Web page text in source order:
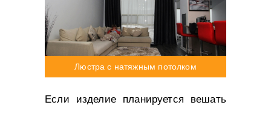
Люстра с натяжным потолком
Если изделие планируется вешать